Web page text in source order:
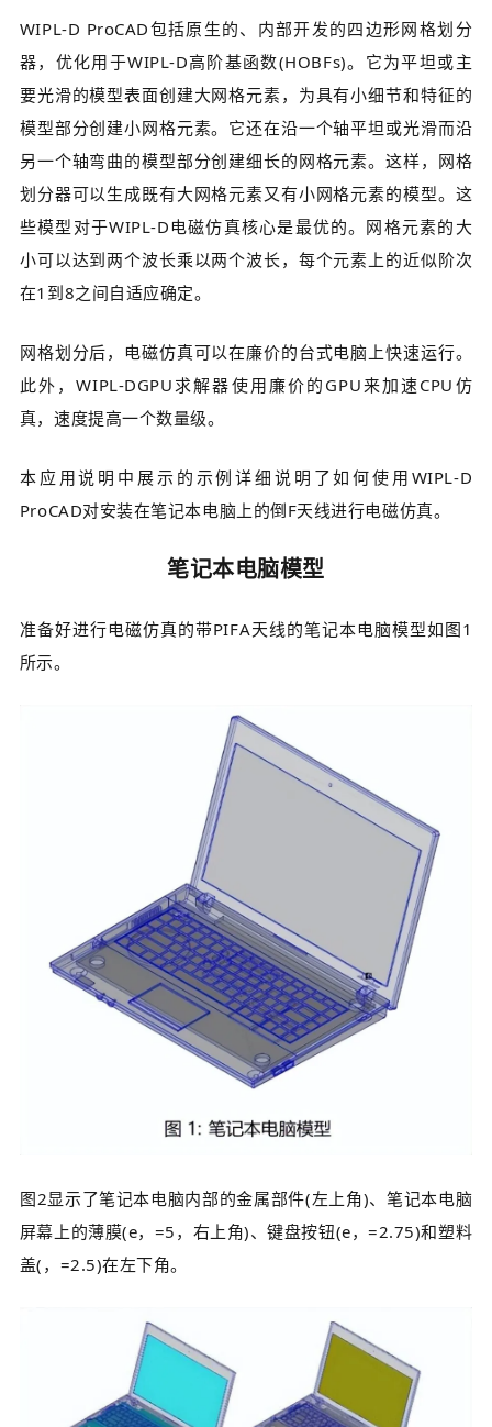
WIPL-D ProCAD包括原生的、内部开发的四边形网格划分
器，优化用于WIPL-D高阶基函数(HOBFs)。它为平坦或主
要光滑的模型表面创建大网格元素，为具有小细节和特征的
模型部分创建小网格元素。它还在沿一个轴平坦或光滑而沿
另一个轴弯曲的模型部分创建细长的网格元素。这样，网格
划分器可以生成既有大网格元素又有小网格元素的模型。这
些模型对于WIPL-D电磁仿真核心是最优的。网格元素的大
小可以达到两个波长乘以两个波长，每个元素上的近似阶次
在1到8之间自适应确定。
网格划分后，电磁仿真可以在廉价的台式电脑上快速运行。
此外，WIPL-DGPU求解器使用廉价的GPU来加速CPU仿
真，速度提高一个数量级。
本应用说明中展示的示例详细说明了如何使用WIPL-D
ProCAD对安装在笔记本电脑上的倒F天线进行电磁仿真。
笔记本电脑模型
准备好进行电磁仿真的带PIFA天线的笔记本电脑模型如图1
所示。
图2显示了笔记本电脑内部的金属部件(左上角)、笔记本电脑
屏幕上的薄膜(e，=5，右上角)、键盘按钮(e，=2.75)和塑料
盖(，=2.5)在左下角。